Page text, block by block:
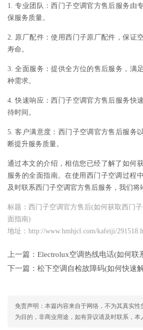
1. 专业团队：西门子空调官方售后服务由
保服务质量。
2. 原厂配件：使用西门子原厂配件，保证
寿命。
3. 全面服务：提供全方位的售后服务，满
种需求。
4. 快速响应：西门子空调官方售后服务快
待时间。
5. 客户满意度：西门子空调官方售后服务
断提升服务质量。
通过本文的介绍，相信您已经了解了如何
服务的全面指南。在使用西门子空调过程
及时联系西门子空调官方售后服务，我们将
标题：西门子空调官方售后(如何获取西门
面指南)
地址：http://www.hmhjcl.com/kafeiji/
上一篇： Electrolux空调热线电话(如何联系Electrolux空调
下一篇： 松下空调自检故障码(如何快速解决松下空调自检
免责声明：本篇内容来自于网络，不为其真实性
为目的，非商业用途，如有异议请及时联系，本